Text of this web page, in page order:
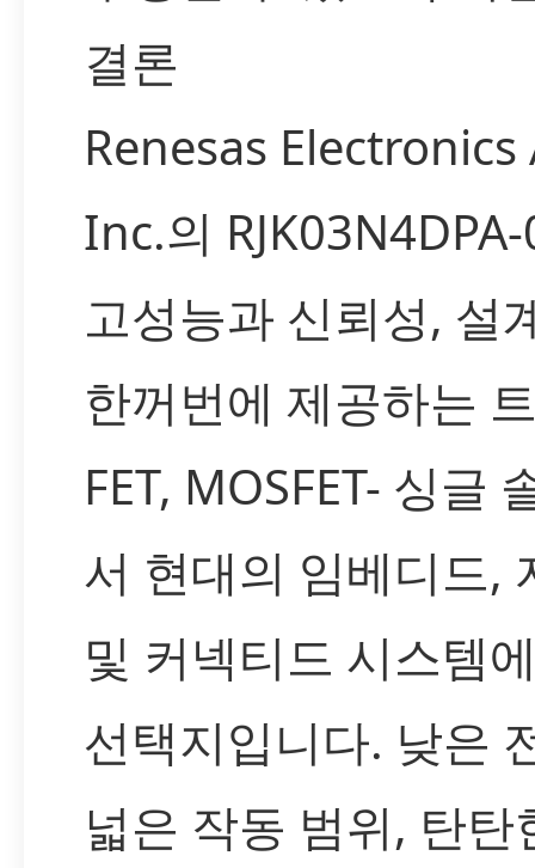
결론
Renesas
Inc.의
고성능과 신뢰성, 설
한꺼번에 제공하는
FET, MOSFET- 싱글
서 현대의 임베디드,
및 커넥티드 시스템
선택지입니다. 낮은
넓은 작동 범위, 탄